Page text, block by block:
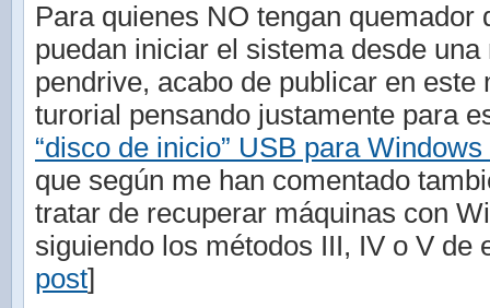
Para quienes NO tengan quemador
puedan iniciar el sistema desde
pendrive, acabo de publicar en este
turorial pensando justamente para
“disco de inicio” USB para
que según me han comentado
tratar de recuperar máquinas con
siguiendo los métodos III, IV o V de
post]